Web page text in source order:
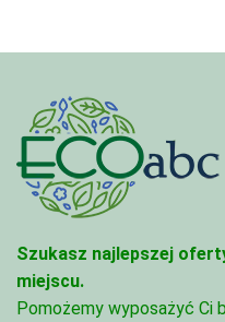
Szukasz najlepszej
miejscu.
Pomożemy wyposażyć Ci